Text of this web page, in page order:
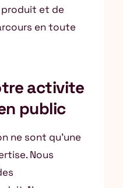
et de
en toute
activite
public
ne sont qu’une
Nous